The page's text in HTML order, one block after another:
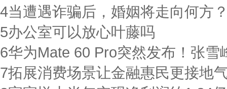
4当遭遇诈骗后，婚姻将走向何方
5办公室可以放心叶藤吗
6华为Mate 60 Pro突然发布！张雪
7拓展消费场景让金融惠民更接地